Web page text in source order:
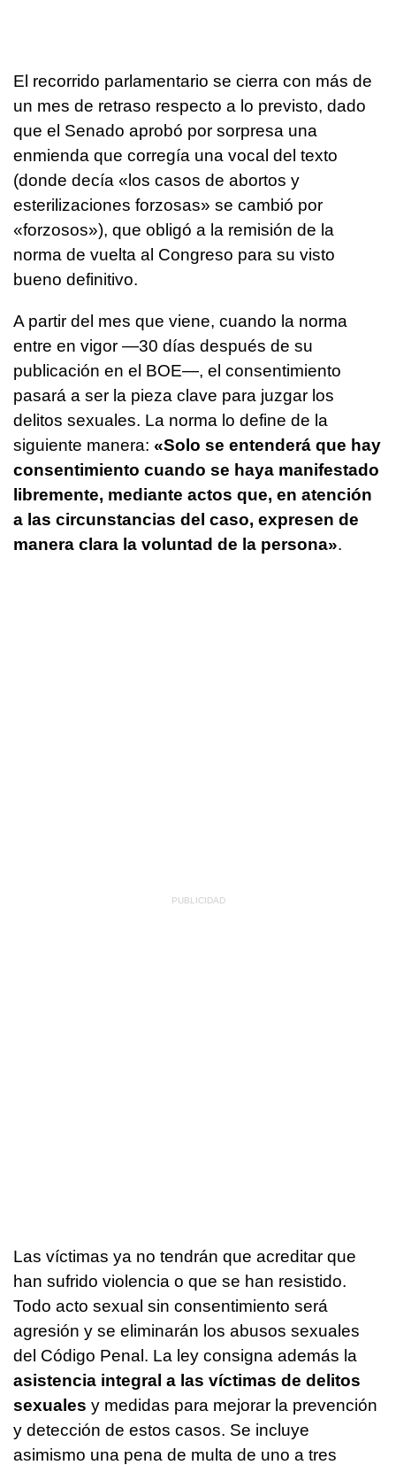
El recorrido parlamentario se cierra con más de
un mes de retraso respecto a lo previsto, dado
que el Senado aprobó por sorpresa una
enmienda que corregía una vocal del texto
(donde decía «los casos de abortos y
esterilizaciones forzosas» se cambió por
«forzosos»), que obligó a la remisión de la
norma de vuelta al Congreso para su visto
bueno definitivo.
A partir del mes que viene, cuando la norma
entre en vigor —30 días después de su
publicación en el BOE—, el consentimiento
pasará a ser la pieza clave para juzgar los
delitos sexuales. La norma lo define de la
siguiente manera: «Solo se entenderá que hay
consentimiento cuando se haya manifestado
libremente, mediante actos que, en atención
a las circunstancias del caso, expresen de
manera clara la voluntad de la persona».
Las víctimas ya no tendrán que acreditar que
han sufrido violencia o que se han resistido.
Todo acto sexual sin consentimiento será
agresión y se eliminarán los abusos sexuales
del Código Penal. La ley consigna además la
asistencia integral a las víctimas de delitos
sexuales y medidas para mejorar la prevención
y detección de estos casos. Se incluye
asimismo una pena de multa de uno a tres